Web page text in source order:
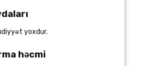
yoxdur.
həcmi